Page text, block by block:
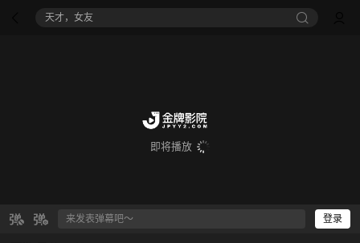
天才，女友
即将播放
登录